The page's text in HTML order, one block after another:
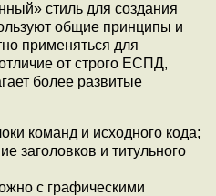
стиль для создания
общие принципы и
применяться для
от строго ЕСПД,
более развитые
команд и исходного кода;
заголовков и титульного
с графическими